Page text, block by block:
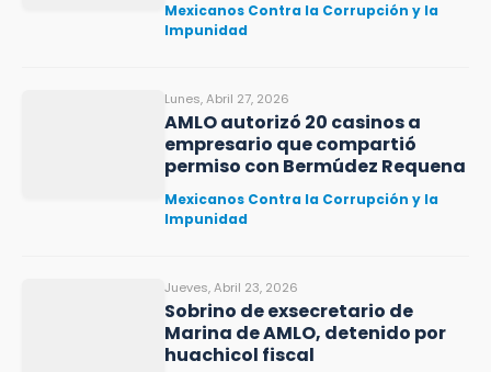
Mexicanos Contra la Corrupción y la
Impunidad
Lunes, Abril 27, 2026
AMLO autorizó 20 casinos a
empresario que compartió
permiso con Bermúdez Requena
Mexicanos Contra la Corrupción y la
Impunidad
Jueves, Abril 23, 2026
Sobrino de exsecretario de
Marina de AMLO, detenido por
huachicol fiscal